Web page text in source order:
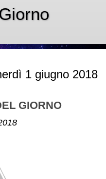
1 giugno 2018
GIORNO